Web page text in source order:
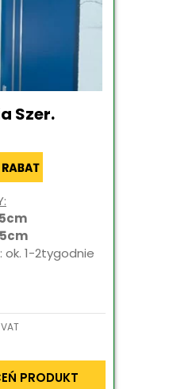
Szer.
ok. 1-2tygodnie
PRODUKT